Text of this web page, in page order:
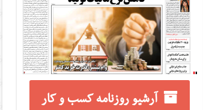
آرشیو روزنامه کسب و کار